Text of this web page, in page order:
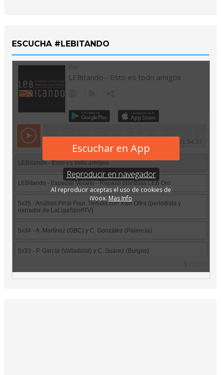
ESCUCHA #LEBITANDO